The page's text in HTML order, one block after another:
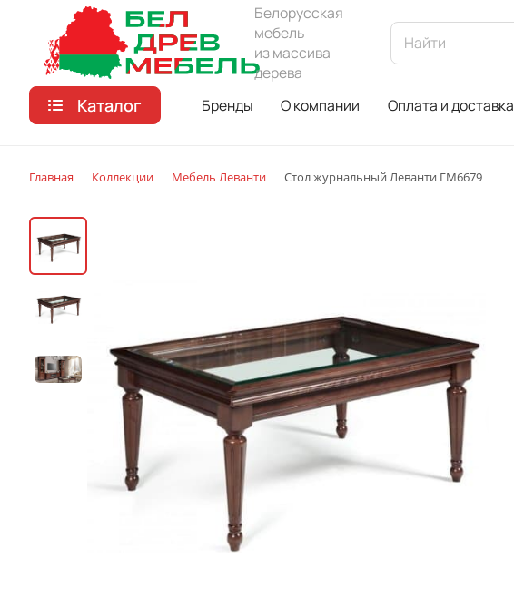
Белорусская
мебель
из массива
дерева
Каталог Бренды О компании Оплата и доставка
Главная Коллекции Мебель Леванти Стол журнальный Леванти ГМ6679